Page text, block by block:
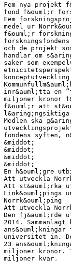
Fem nya projekt
fond f&ouml;r
Fem
medel ur
f&ouml;r
och de projekt
handlar om
saker som
inr&auml;tta en
miljoner kronor
f&ouml;r att
Medlen ska
fondens syften,
&middot;
&middot;
&middot;
&middot;
En h&ouml;gre
Att utveckla
Att st&auml;rka
Link&ouml;pings
Norrk&ouml;ping
Att utveckla
Den fj&auml;rde
2014. Sammanlagt
universitet in. Den
23
miljoner kronor.
miljoner kvar.